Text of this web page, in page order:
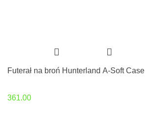
Futerał na broń Hunterland A-Soft Case
361.00